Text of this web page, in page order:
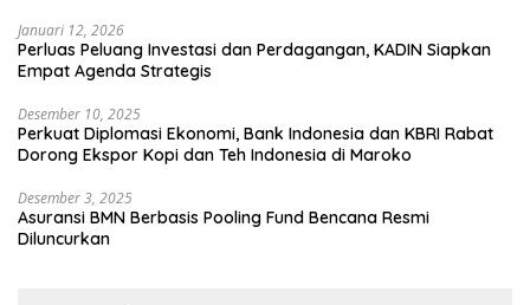
Januari 12, 2026
Perluas Peluang Investasi dan Perdagangan, KADIN Siapkan
Empat Agenda Strategis
Desember 10, 2025
Perkuat Diplomasi Ekonomi, Bank Indonesia dan KBRI Rabat
Dorong Ekspor Kopi dan Teh Indonesia di Maroko
Desember 3, 2025
Asuransi BMN Berbasis Pooling Fund Bencana Resmi
Diluncurkan